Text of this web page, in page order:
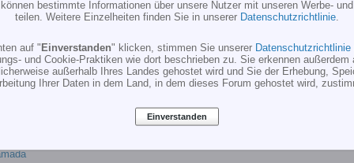
die Schwebedrehzahl auf ca. 32 - 35% Vergaser oeffnung
randvoll ist alles in Butter, wenn die ersten 100 ccm heraus sind will
oeffnung ist alles in Butter
mit der Einstellerei eines Verbrennerheli's.
mit der Standart einstellung des Vergasers versucht.
goldene Tipps.
bestimmte Informationen über unsere Nutzer mit unseren Werbe-
teilen. Weitere Einzelheiten finden Sie in unserer Datenschutzrichtlinie
auf "Einverstanden" klicken, stimmen Sie unserer Datenschutzrichtlinie
und Cookie-Praktiken wie dort beschrieben zu. Sie erkennen außerdem
außerhalb Ihres Landes gehostet wird und Sie der Erhebung,
Ihrer Daten in dem Land, in dem dieses Forum gehostet wird,
Einverstanden